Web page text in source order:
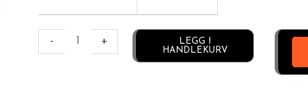
- +
LEGG I
HANDLEKURV
Alternative: